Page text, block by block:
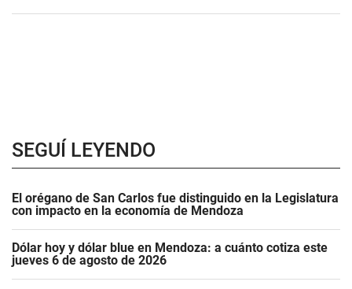
SEGUÍ LEYENDO
El orégano de San Carlos fue distinguido en la Legislatura
con impacto en la economía de Mendoza
Dólar hoy y dólar blue en Mendoza: a cuánto cotiza este
jueves 6 de agosto de 2026